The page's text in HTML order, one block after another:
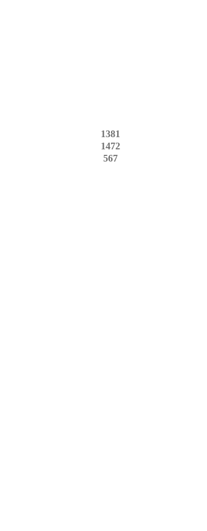
1381
1472
567